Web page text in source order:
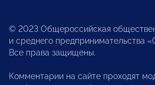
© 2023 Общероссийская
и среднего
Все права защищены.
Комментарии на сайте проходят